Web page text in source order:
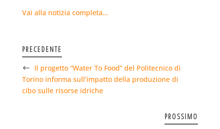
Vai alla notizia completa…
PRECEDENTE
Il progetto “Water To Food” del Politecnico di
Torino informa sull’impatto della produzione di
cibo sulle risorse idriche
PROSSIMO